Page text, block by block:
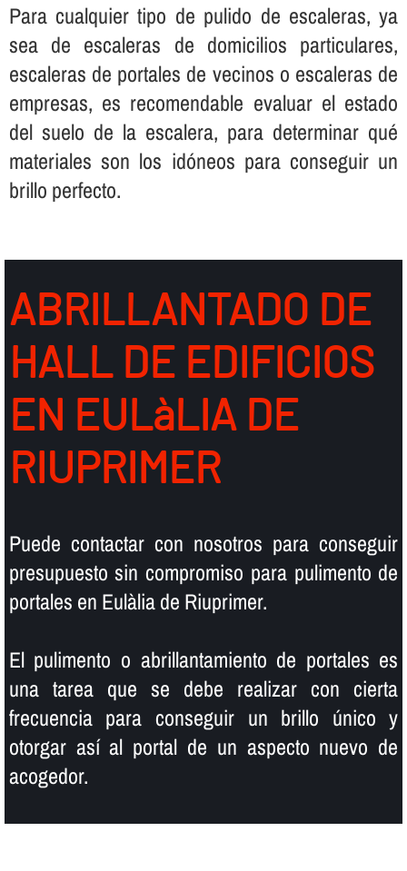
Para cualquier tipo de pulido de escaleras, ya
sea de escaleras de domicilios particulares,
escaleras de portales de vecinos o escaleras de
empresas, es recomendable evaluar el estado
del suelo de la escalera, para determinar qué
materiales son los idóneos para conseguir un
brillo perfecto.
ABRILLANTADO DE
HALL DE EDIFICIOS
EN EULàLIA DE
RIUPRIMER
Puede contactar con nosotros para conseguir
presupuesto sin compromiso para pulimento de
portales en Eulàlia de Riuprimer.
El pulimento o abrillantamiento de portales es
una tarea que se debe realizar con cierta
frecuencia para conseguir un brillo único y
otorgar así­ al portal de un aspecto nuevo de
acogedor.